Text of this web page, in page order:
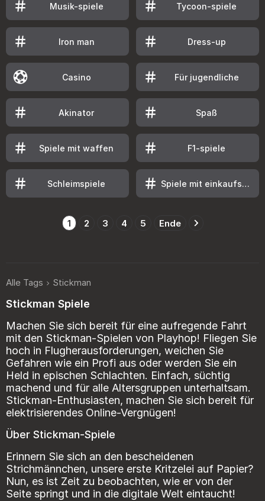
Musik-spiele Tycoon-spiele
Iron man Dress-up
Casino Für jugendliche
Akinator Spaß
Spiele mit waffen F1-spiele
Schleimspiele Spiele mit einkaufsläden
1 2 3 4 5 Ende
Alle Tags Stickman
Stickman Spiele
Machen Sie sich bereit für eine aufregende Fahrt
mit den Stickman-Spielen von Playhop! Fliegen Sie
hoch in Flugherausforderungen, weichen Sie
Gefahren wie ein Profi aus oder werden Sie ein
Held in epischen Schlachten. Einfach, süchtig
machend und für alle Altersgruppen unterhaltsam.
Stickman-Enthusiasten, machen Sie sich bereit für
elektrisierendes Online-Vergnügen!
Über Stickman-Spiele
Erinnern Sie sich an den bescheidenen
Strichmännchen, unsere erste Kritzelei auf Papier?
Nun, es ist Zeit zu beobachten, wie er von der
Seite springt und in die digitale Welt eintaucht!